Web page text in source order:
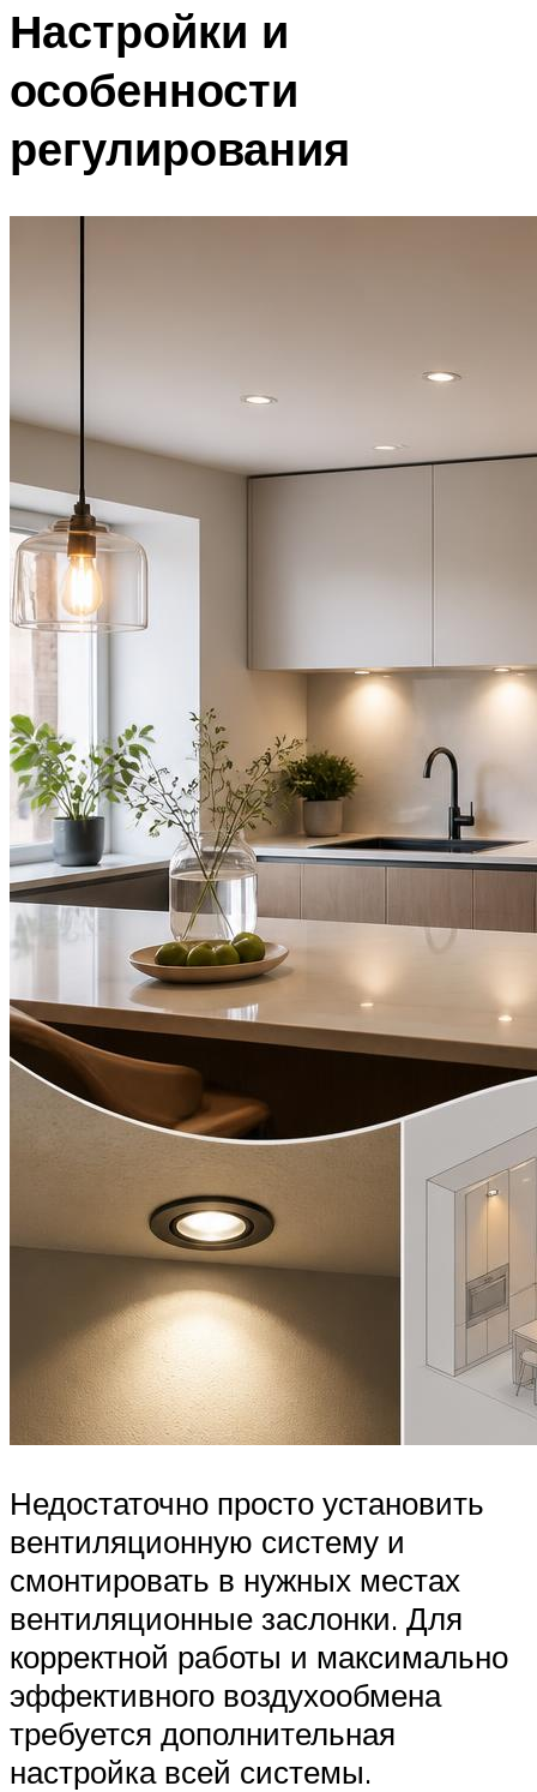
Настройки и
особенности
регулирования
Недостаточно просто установить
вентиляционную систему и
смонтировать в нужных местах
вентиляционные заслонки. Для
корректной работы и максимально
эффективного воздухообмена
требуется дополнительная
настройка всей системы.